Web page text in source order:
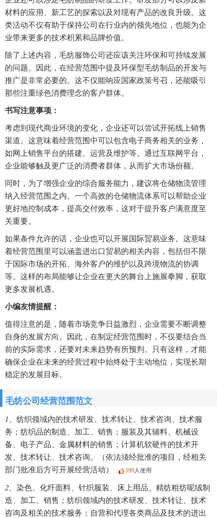
材料的应用、新工艺的探索以及对现有产品的改良升级。这
类活动不仅有助于保持公司在行业内的领先地位，也能为企
业带来更多的技术积累和品牌价值。
除了上述内容，毛纺服饰公司还应该关注环保和可持续发展
的问题。因此，在经营范围中提及环保型毛纺制品的开发与
推广是非常必要的。这不仅能响应国家政策号召，还能吸引
那些注重绿色消费理念的客户群体。
书写注意事项：
考虑到现代商业环境的变化，企业还可以尝试开拓线上销售
渠道。这意味着经营范围中可以包含电子商务相关的业务，
如网上销售平台的搭建、运营及维护等。通过互联网平台，
企业能够触及更广泛的消费者群体，从而扩大市场份额。
同时，为了增强企业的综合服务能力，建议将仓储物流管理
纳入经营范围之内。一个高效的仓储物流体系可以帮助企业
更好地控制成本，提高交付效率，这对于提升客户满意度至
关重要。
如果条件允许的话，企业也可以开展国际贸易业务。这意味
着经营范围里可以涵盖进出口贸易的相关内容，包括但不限
于国际市场的开拓、海外客户的维护以及跨境物流的协调
等。这样的布局能够让企业在更大的舞台上施展拳脚，获取
更多发展机遇。
小编友情提醒：
值得注意的是，随着市场竞争日益激烈，企业需要不断调整
自身的发展方向。因此，在制定经营范围时，不仅要结合当
前的实际需求，还要对未来趋势有所预判。只有这样，才能
确保企业在未来的经营过程中始终处于主动地位，实现长期
稳定的发展目标。
毛纺公司经营范围范文
1、 纺织领域内的技术研发、技术转让、技术咨询、技术服
务；纺织品的制造、加工、销售；服装及其辅料、机械设
备、电子产品、金属材料的销售；计算机软硬件的技术开
发、技术转让、技术咨询。（依法须经批准的项目，经相关
部门批准后方可开展经营活动）
199人使用
2、 染色、化纤面料、针织服装、床上用品、精纺粗纺呢绒制
造、加工、销售；纺织领域内的技术研发、技术转让、技术
咨询及相关的技术服务；自营和代理各类商品及技术的进出